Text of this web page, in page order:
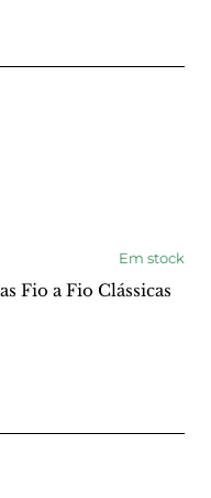
Em stock
Fio a Fio Clássicas